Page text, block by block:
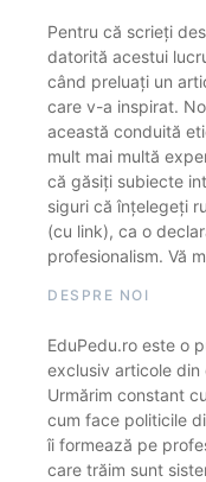
Pentru că scrieți
datorită acestui
când preluați un
care v-a inspirat.
această conduită
mult mai multă
că găsiți subiecte
siguri că înțelegeți
(cu link), ca o
profesionalism. Vă
DESPRE NOI
EduPedu.ro este o
exclusiv articole din
Urmărim constant
cum face politicile
îi formează pe
care trăim sunt